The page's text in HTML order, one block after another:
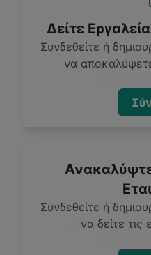
Δείτε
Συνδεθείτε ή
να
Ανακαλύψτε
Συνδεθείτε ή
να δείτε τις